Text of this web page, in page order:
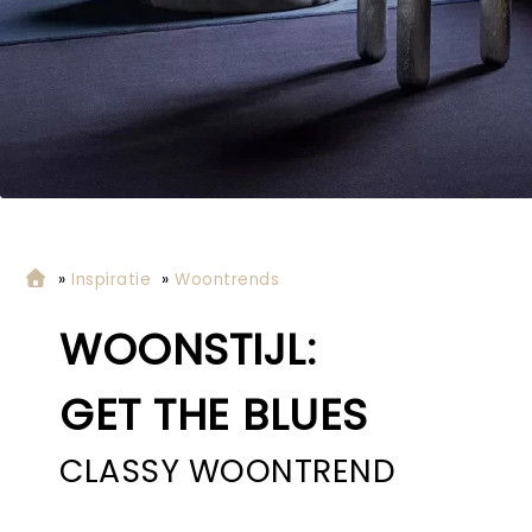
» Inspiratie »Woontrends
WOONSTIJL:
GET THE BLUES
CLASSY WOONTREND